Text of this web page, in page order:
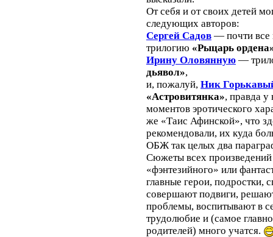
От себя и от своих детей
следующих авторов:
Сергей Садов — почти все
трилогию «Рыцарь
Ирину Оловянную —
дьявол»,
и, пожалуй, Ник
«Астровитянка», правда у
моментов эротического
же «Таис Афинской», что
рекомендовали, их куда
ОБЖ так целых два
Сюжеты всех
«фэнтезийного» или
главные герои, подростки,
совершают подвиги,
проблемы, воспитывают в
трудолюбие и (самое
родителей) много учатся.